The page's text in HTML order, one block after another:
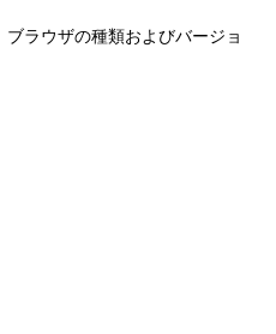
ラウザの種類およびバージョ